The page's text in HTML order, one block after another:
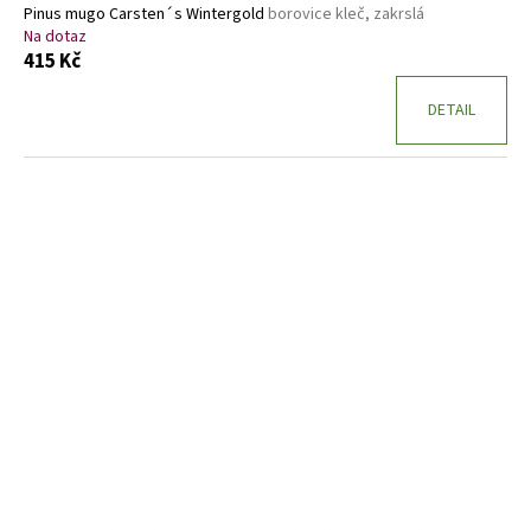
Pinus mugo Carsten´s Wintergold borovice kleč, zakrslá
Na dotaz
415 Kč
DETAIL